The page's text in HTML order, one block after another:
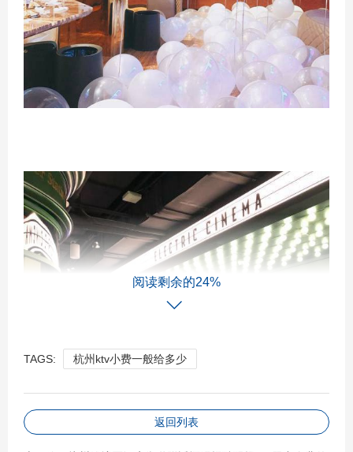
阅读剩余的24%
TAGS: 杭州ktv小费一般给多少
返回列表